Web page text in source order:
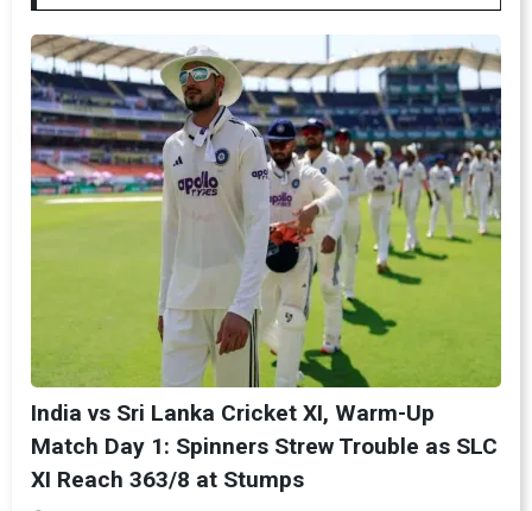
India vs Sri Lanka Cricket XI, Warm-Up
Match Day 1: Spinners Strew Trouble as SLC
XI Reach 363/8 at Stumps